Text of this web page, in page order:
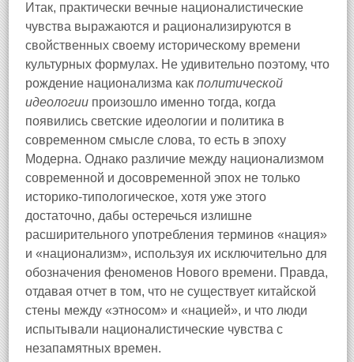
Итак, практически вечные националистические
чувства выражаются и рационализируются в
свойственных своему историческому времени
культурных формулах. Не удивительно поэтому, что
рождение национализма как политической
идеологии произошло именно тогда, когда
появились светские идеологии и политика в
современном смысле слова, то есть в эпоху
Модерна. Однако различие между национализмом
современной и досовременной эпох не только
историко-типологическое, хотя уже этого
достаточно, дабы остеречься излишне
расширительного употребления терминов «нация»
и «национализм», используя их исключительно для
обозначения феноменов Нового времени. Правда,
отдавая отчет в том, что не существует китайской
стены между «этносом» и «нацией», и что люди
испытывали националистические чувства с
незапамятных времен.